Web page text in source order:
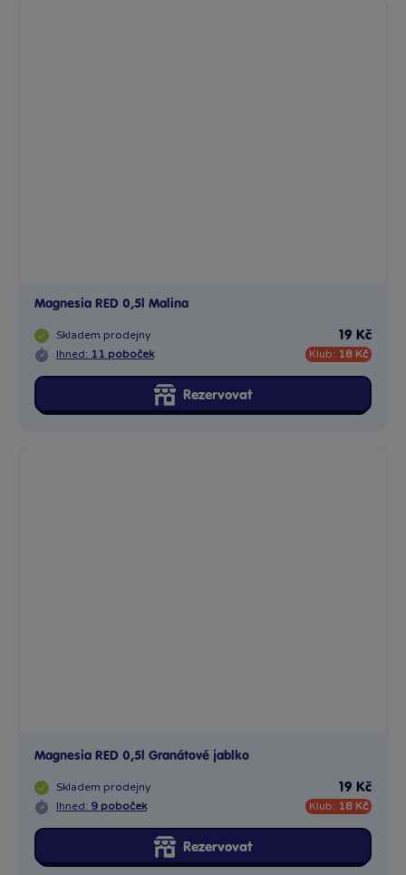
Magnesia RED 0,5l Malina
Skladem prodejny
Ihned: 11 poboček
19 Kč
Klub: 18 Kč
Rezervovat
Magnesia RED 0,5l Granátové jablko
Skladem prodejny
Ihned: 9 poboček
19 Kč
Klub: 18 Kč
Rezervovat